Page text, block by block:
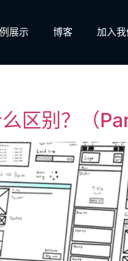
展示 博客 加入我
区别？（